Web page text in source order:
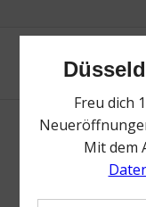
Schinken Bar